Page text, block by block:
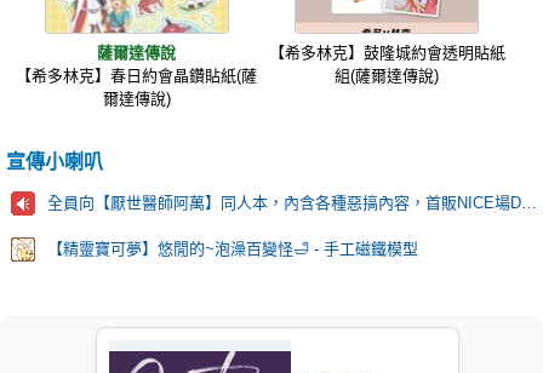
薩爾達傳說
【希多林克】春日約會晶鑽貼紙(薩
爾達傳說)
【希多林克】鼓隆城約會透明貼紙
組(薩爾達傳說)
宣傳小喇叭
【精靈寶可夢】悠閒的~泡澡百變怪🛁 - 手工磁鐵模型